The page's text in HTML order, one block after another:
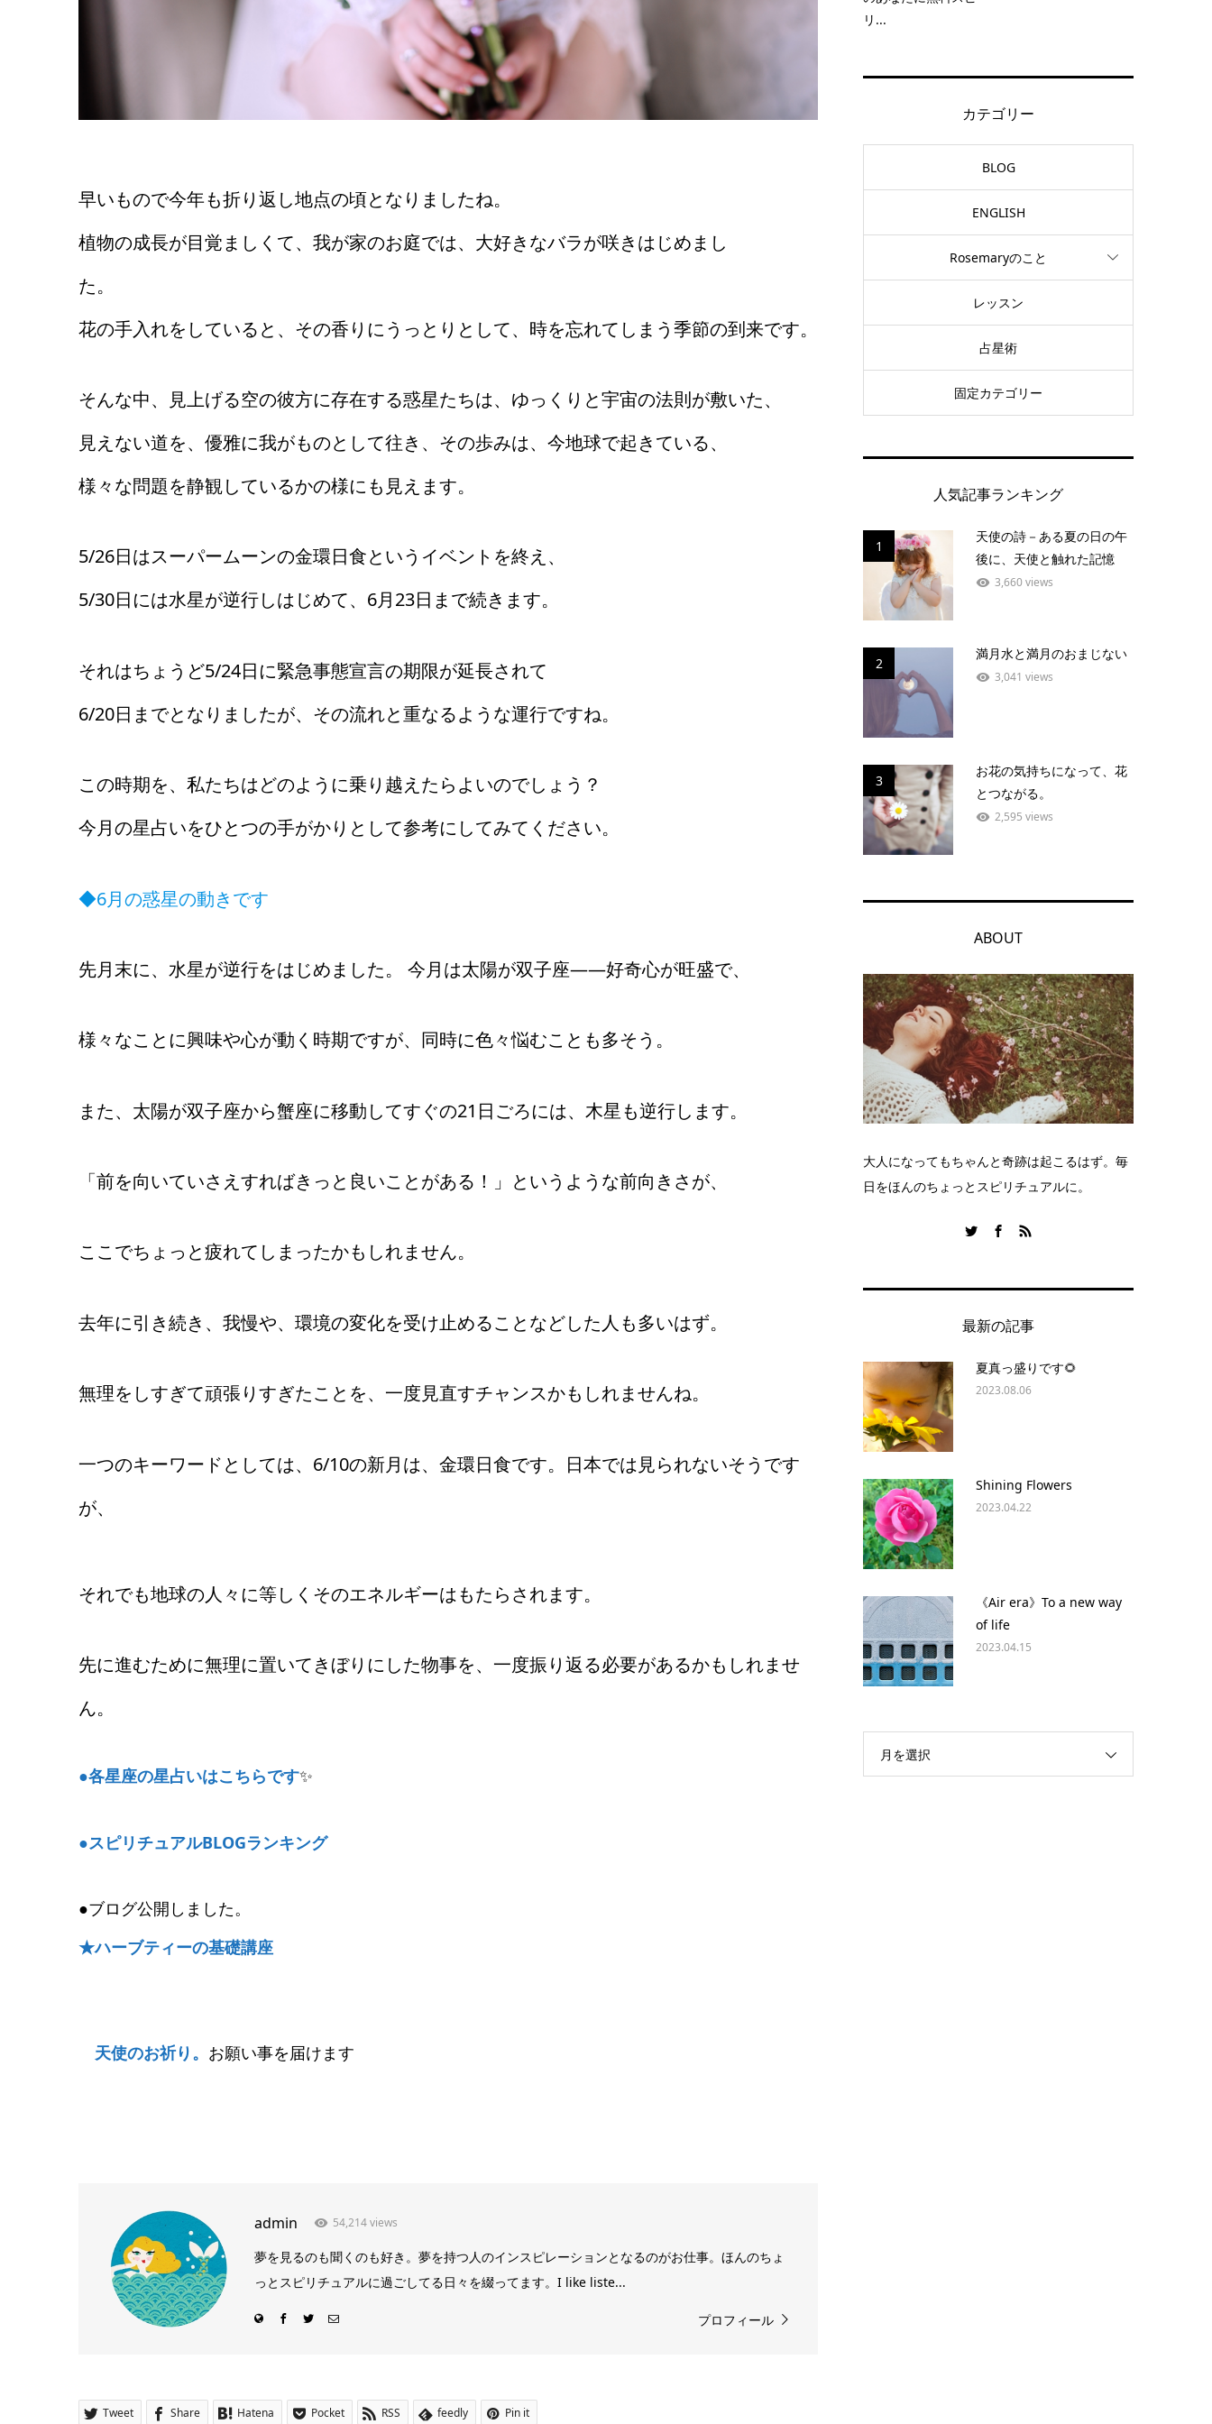
早いもので今年も折り返し地点の頃となりましたね。
植物の成長が目覚ましくて、我が家のお庭では、大好きなバラが咲きはじめまし
た。
花の手入れをしていると、その香りにうっとりとして、時を忘れてしまう季節の到来です。
そんな中、見上げる空の彼方に存在する惑星たちは、ゆっくりと宇宙の法則が敷いた、
見えない道を、優雅に我がものとして往き、その歩みは、今地球で起きている、
様々な問題を静観しているかの様にも見えます。
5/26日はスーパームーンの金環日食というイベントを終え、
5/30日には水星が逆行しはじめて、6月23日まで続きます。
それはちょうど5/24日に緊急事態宣言の期限が延長されて
6/20日までとなりましたが、その流れと重なるような運行ですね。
この時期を、私たちはどのように乗り越えたらよいのでしょう？
今月の星占いをひとつの手がかりとして参考にしてみてください。
◆6月の惑星の動きです
先月末に、水星が逆行をはじめました。 今月は太陽が双子座――好奇心が旺盛で、
様々なことに興味や心が動く時期ですが、同時に色々悩むことも多そう。
また、太陽が双子座から蟹座に移動してすぐの21日ごろには、木星も逆行します。
「前を向いていさえすればきっと良いことがある！」というような前向きさが、
ここでちょっと疲れてしまったかもしれません。
去年に引き続き、我慢や、環境の変化を受け止めることなどした人も多いはず。
無理をしすぎて頑張りすぎたことを、一度見直すチャンスかもしれませんね。
一つのキーワードとしては、6/10の新月は、金環日食です。日本では見られないそうです
が、
それでも地球の人々に等しくそのエネルギーはもたらされます。
先に進むために無理に置いてきぼりにした物事を、一度振り返る必要があるかもしれませ
ん。
●各星座の星占いはこちらです✨
●スピリチュアルBLOGランキング
●ブログ公開しました。
★ハーブティーの基礎講座
天使のお祈り。 お願い事を届けます
admin 54,214 views
夢を見るのも聞くのも好き。夢を持つ人のインスピレーションとなるのがお仕事。ほんのちょ
っとスピリチュアルに過ごしてる日々を綴ってます。I like liste...
プロフィール
Tweet Share Hatena Pocket RSS feedly Pin it
リ...
カテゴリー
BLOG
ENGLISH
Rosemaryのこと
レッスン
占星術
固定カテゴリー
人気記事ランキング
1
天使の詩－ある夏の日の午
後に、天使と触れた記憶
3,660 views
2
満月水と満月のおまじない
3,041 views
3
お花の気持ちになって、花
とつながる。
2,595 views
ABOUT
大人になってもちゃんと奇跡は起こるはず。毎
日をほんのちょっとスピリチュアルに。
最新の記事
夏真っ盛りです🌻
2023.08.06
Shining Flowers
2023.04.22
《Air era》To a new way
of life
2023.04.15
月を選択